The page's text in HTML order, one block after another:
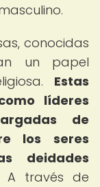
conocidas
un papel
Estas
líderes
de
los seres
deidades
A través de